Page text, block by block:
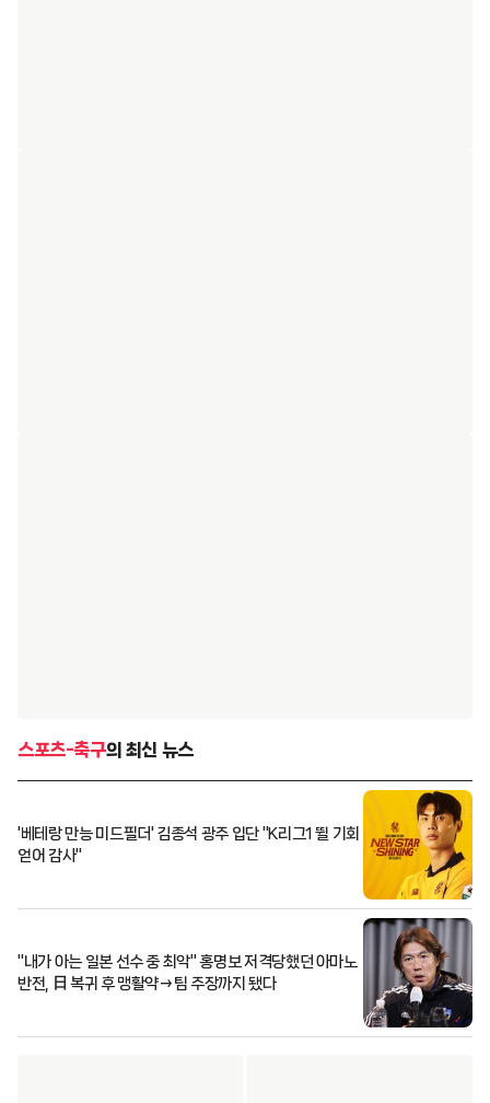
스포츠-축구의 최신 뉴스
'베테랑 만능 미드필더' 김종석 광주 입단 "K리그1 뛸 기회
얻어 감사"
"내가 아는 일본 선수 중 최악" 홍명보 저격당했던 아마노
반전, 日 복귀 후 맹활약→팀 주장까지 됐다